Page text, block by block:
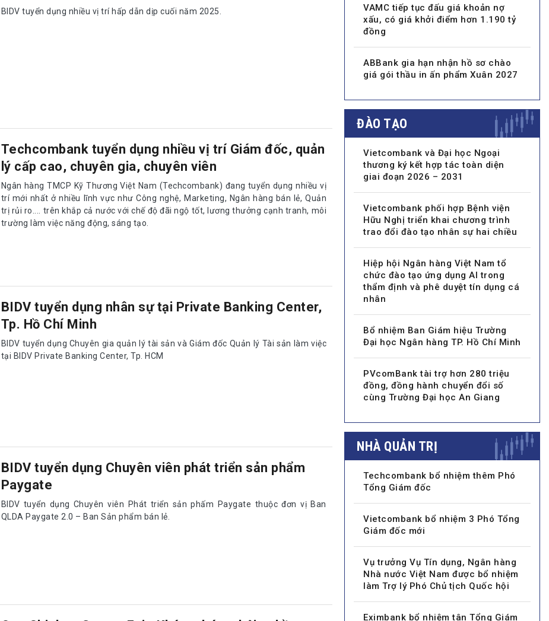
BIDV tuyển dụng nhiều vị trí hấp dẫn dịp cuối năm 2025.
Techcombank tuyển dụng nhiều vị trí Giám đốc, quản
lý cấp cao, chuyên gia, chuyên viên
Ngân hàng TMCP Kỹ Thương Việt Nam (Techcombank) đang tuyển dụng nhiều vị
trí mới nhất ở nhiều lĩnh vực như Công nghệ, Marketing, Ngân hàng bán lẻ, Quản
trị rủi ro.... trên khắp cả nước với chế độ đãi ngộ tốt, lương thưởng cạnh tranh, môi
trường làm việc năng động, sáng tạo.
BIDV tuyển dụng nhân sự tại Private Banking Center,
Tp. Hồ Chí Minh
BIDV tuyển dụng Chuyên gia quản lý tài sản và Giám đốc Quản lý Tài sản làm việc
tại BIDV Private Banking Center, Tp. HCM
BIDV tuyển dụng Chuyên viên phát triển sản phẩm
Paygate
BIDV tuyển dụng Chuyên viên Phát triển sản phấm Paygate thuộc đơn vị Ban
QLDA Paygate 2.0 – Ban Sản phẩm bán lẻ.
One Shinhan Career Fair: Khám phá cơ hội nghề
VAMC tiếp tục đấu giá khoản nợ
xấu, có giá khởi điểm hơn 1.190 tỷ
đồng
ABBank gia hạn nhận hồ sơ chào
giá gói thầu in ấn phẩm Xuân 2027
ĐÀO TẠO
Vietcombank và Đại học Ngoại
thương ký kết hợp tác toàn diện
giai đoạn 2026 – 2031
Vietcombank phối hợp Bệnh viện
Hữu Nghị triển khai chương trình
trao đổi đào tạo nhân sự hai chiều
Hiệp hội Ngân hàng Việt Nam tổ
chức đào tạo ứng dụng AI trong
thẩm định và phê duyệt tín dụng cá
nhân
Bổ nhiệm Ban Giám hiệu Trường
Đại học Ngân hàng TP. Hồ Chí Minh
PVcomBank tài trợ hơn 280 triệu
đồng, đồng hành chuyển đổi số
cùng Trường Đại học An Giang
NHÀ QUẢN TRỊ
Techcombank bổ nhiệm thêm Phó
Tổng Giám đốc
Vietcombank bổ nhiệm 3 Phó Tổng
Giám đốc mới
Vụ trưởng Vụ Tín dụng, Ngân hàng
Nhà nước Việt Nam được bổ nhiệm
làm Trợ lý Phó Chủ tịch Quốc hội
Eximbank bổ nhiệm tân Tổng Giám